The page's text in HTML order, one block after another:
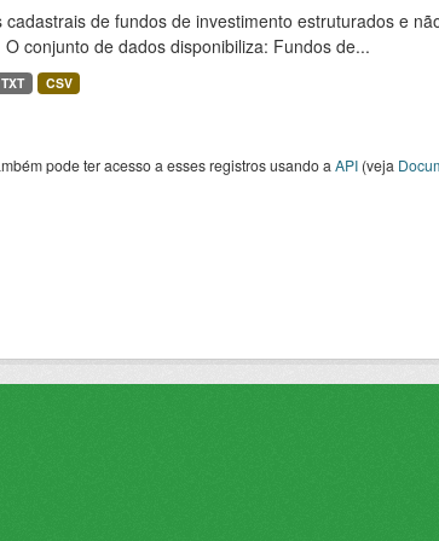
cadastrais de fundos de investimento estruturados e
O conjunto de dados disponibiliza: Fundos de...
TXT CSV
pode ter acesso a esses registros usando a API(veja